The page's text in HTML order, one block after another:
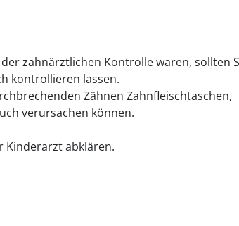
zahnärztlichen Kontrolle waren, sollten
kontrollieren lassen.
Zähnen Zahnfleischtaschen,
verursachen können.
Kinderarzt abklären.